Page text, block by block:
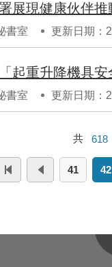
展現健康伙伴
書室 更新日期：
起重升降機具安
書室 更新日期：
共 618
41 42